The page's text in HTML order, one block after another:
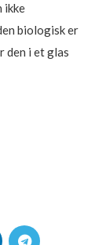
ikke
biologisk er
den i et glas